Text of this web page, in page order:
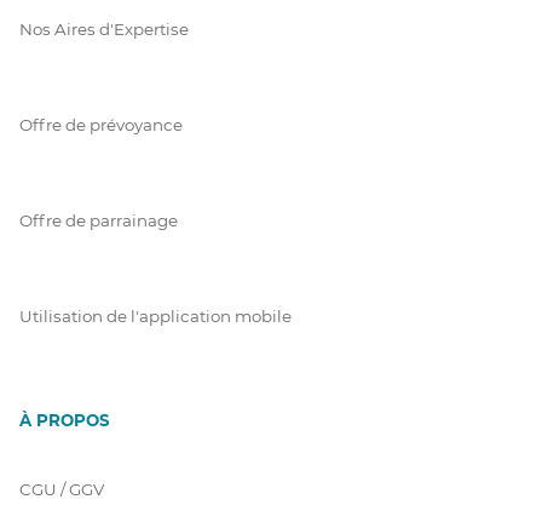
Nos Aires d'Expertise
Offre de prévoyance
Offre de parrainage
Utilisation de l'application mobile
À PROPOS
CGU / GGV